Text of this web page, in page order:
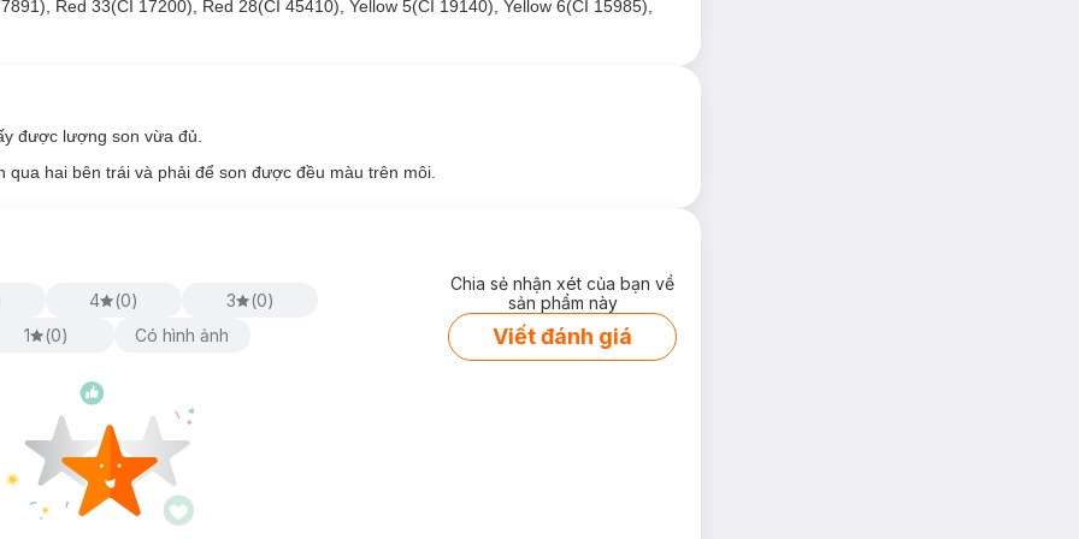
Tint:
Red 33(CI 17200), Red 28(CI 45410), Yellow 5(CI 19140), Yellow 6(CI 15985),
được lượng son vừa đủ.
hai bên trái và phải để son được đều màu trên môi.
4 (0) 3 (0)
1 (0) Có hình ảnh
Chia sẻ nhận xét của bạn về
sản phẩm này
Viết đánh giá